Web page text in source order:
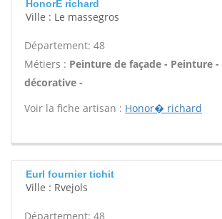
HonorÉ richard
Ville : Le massegros
Département: 48
Métiers : Peinture de façade - Peinture
décorative -
Voir la fiche artisan : Honor� richard
Eurl fournier tichit
Ville : Rvejols
Département: 48